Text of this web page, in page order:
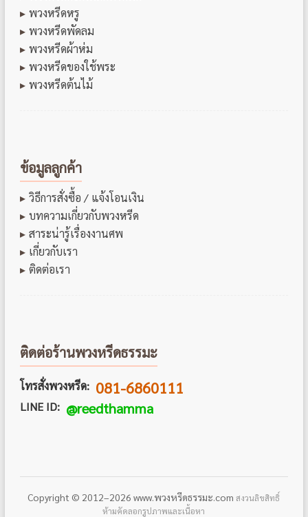
พวงหรีดหรู
พวงหรีดพัดลม
พวงหรีดผ้าห่ม
พวงหรีดของใช้พระ
พวงหรีดต้นไม้
ข้อมูลลูกค้า
วิธีการสั่งซื้อ / แจ้งโอนเงิน
บทความเกี่ยวกับพวงหรีด
สาระน่ารู้เรื่องงานศพ
เกี่ยวกับเรา
ติดต่อเรา
ติดต่อร้านพวงหรีดธรรมะ
โทรสั่งพวงหรีด: 081-6860111
LINE ID: @reedthamma
Copyright © 2012–2026 www.พวงหรีดธรรมะ.comสงวนลิขสิทธิ์
ห้ามคัดลอกรูปภาพและเนื้อหา